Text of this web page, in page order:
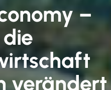
–
verändert